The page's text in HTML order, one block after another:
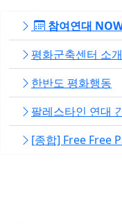
참여연대
평화군축센터 소개
한반도 평화행동
팔레스타인 연대
[종합] Free Free